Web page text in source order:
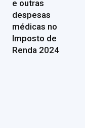
e outras
despesas
médicas no
Imposto de
Renda 2024